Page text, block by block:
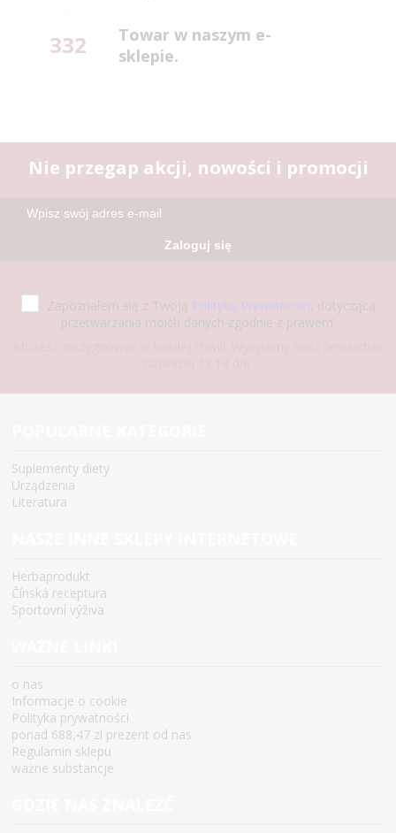
332
Towar w naszym e-
sklepie.
Nie przegap akcji, nowości i promocji
Zaloguj się
Zapoznałem się z Twoją Polityką Prywatności, dotyczącą
przetwarzania moich danych zgodnie z prawem.
Suplementy diety
Urządzenia
Literatura
Herbaprodukt
Čínská receptura
Sportovní výživa
o nas
Informacje o cookie
Polityka prywatności
ponad 688,47 zl prezent od nas
Regulamin sklepu
ważne substancje